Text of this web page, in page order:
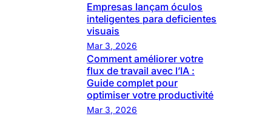
Empresas lançam óculos
inteligentes para deficientes
visuais
Mar 3, 2026
Comment améliorer votre
flux de travail avec l’IA :
Guide complet pour
optimiser votre productivité
Mar 3, 2026